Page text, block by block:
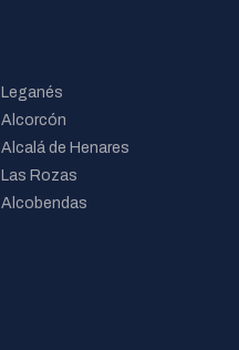
Leganés
Alcorcón
Alcalá de Henares
Las Rozas
Alcobendas